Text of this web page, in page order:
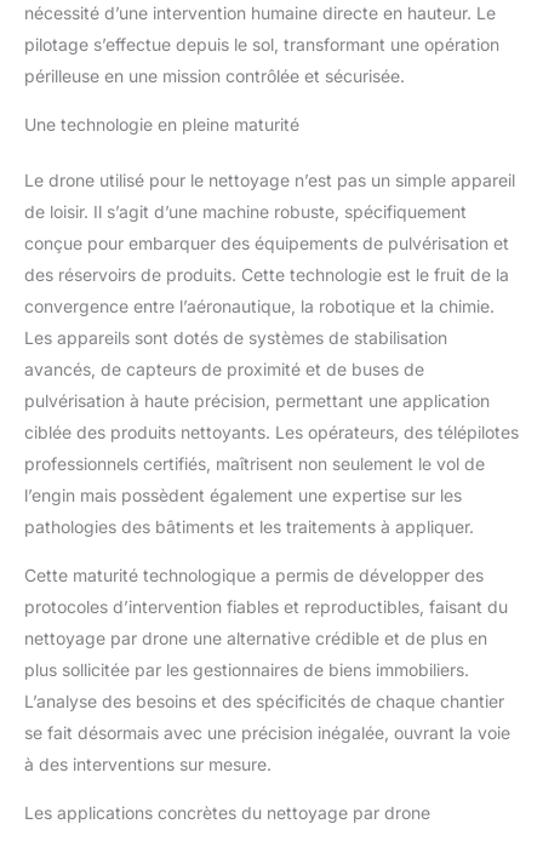
nécessité d’une intervention humaine directe en hauteur. Le
pilotage s’effectue depuis le sol, transformant une opération
périlleuse en une mission contrôlée et sécurisée.
Une technologie en pleine maturité
Le drone utilisé pour le nettoyage n’est pas un simple appareil
de loisir. Il s’agit d’une machine robuste, spécifiquement
conçue pour embarquer des équipements de pulvérisation et
des réservoirs de produits. Cette technologie est le fruit de la
convergence entre l’aéronautique, la robotique et la chimie.
Les appareils sont dotés de systèmes de stabilisation
avancés, de capteurs de proximité et de buses de
pulvérisation à haute précision, permettant une application
ciblée des produits nettoyants. Les opérateurs, des télépilotes
professionnels certifiés, maîtrisent non seulement le vol de
l’engin mais possèdent également une expertise sur les
pathologies des bâtiments et les traitements à appliquer.
Cette maturité technologique a permis de développer des
protocoles d’intervention fiables et reproductibles, faisant du
nettoyage par drone une alternative crédible et de plus en
plus sollicitée par les gestionnaires de biens immobiliers.
L’analyse des besoins et des spécificités de chaque chantier
se fait désormais avec une précision inégalée, ouvrant la voie
à des interventions sur mesure.
Les applications concrètes du nettoyage par drone